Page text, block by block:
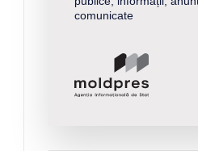
comunicate